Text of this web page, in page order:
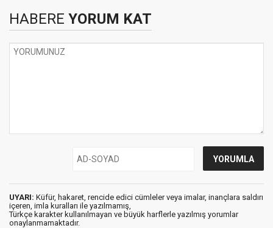
HABERE YORUM KAT
UYARI: Küfür, hakaret, rencide edici cümleler veya imalar, inançlara saldırı
içeren, imla kuralları ile yazılmamış,
Türkçe karakter kullanılmayan ve büyük harflerle yazılmış yorumlar
onaylanmamaktadır.